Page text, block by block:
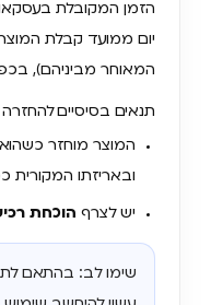
יום ממועד קבלת
המאוחר מביניהם),
תנאים בסיסיים להחזרה
המוצר מוחזר כשהוא
ובאריזתו המקורית
יש לצרף הוכחת
שימו לב: בהתאם